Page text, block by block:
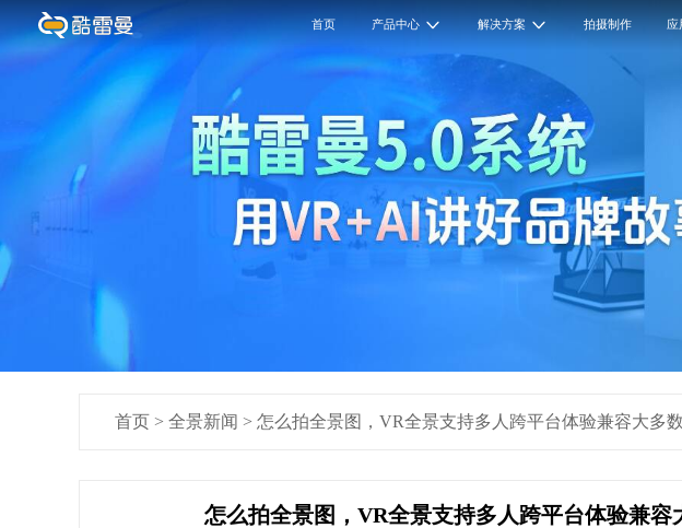
首页 产品中心 解决方案 拍摄制作 应
首页 > 全景新闻 > 怎么拍全景图，VR全景支持多人跨平台体验兼容大多
怎么拍全景图，VR全景支持多人跨平台体验兼容